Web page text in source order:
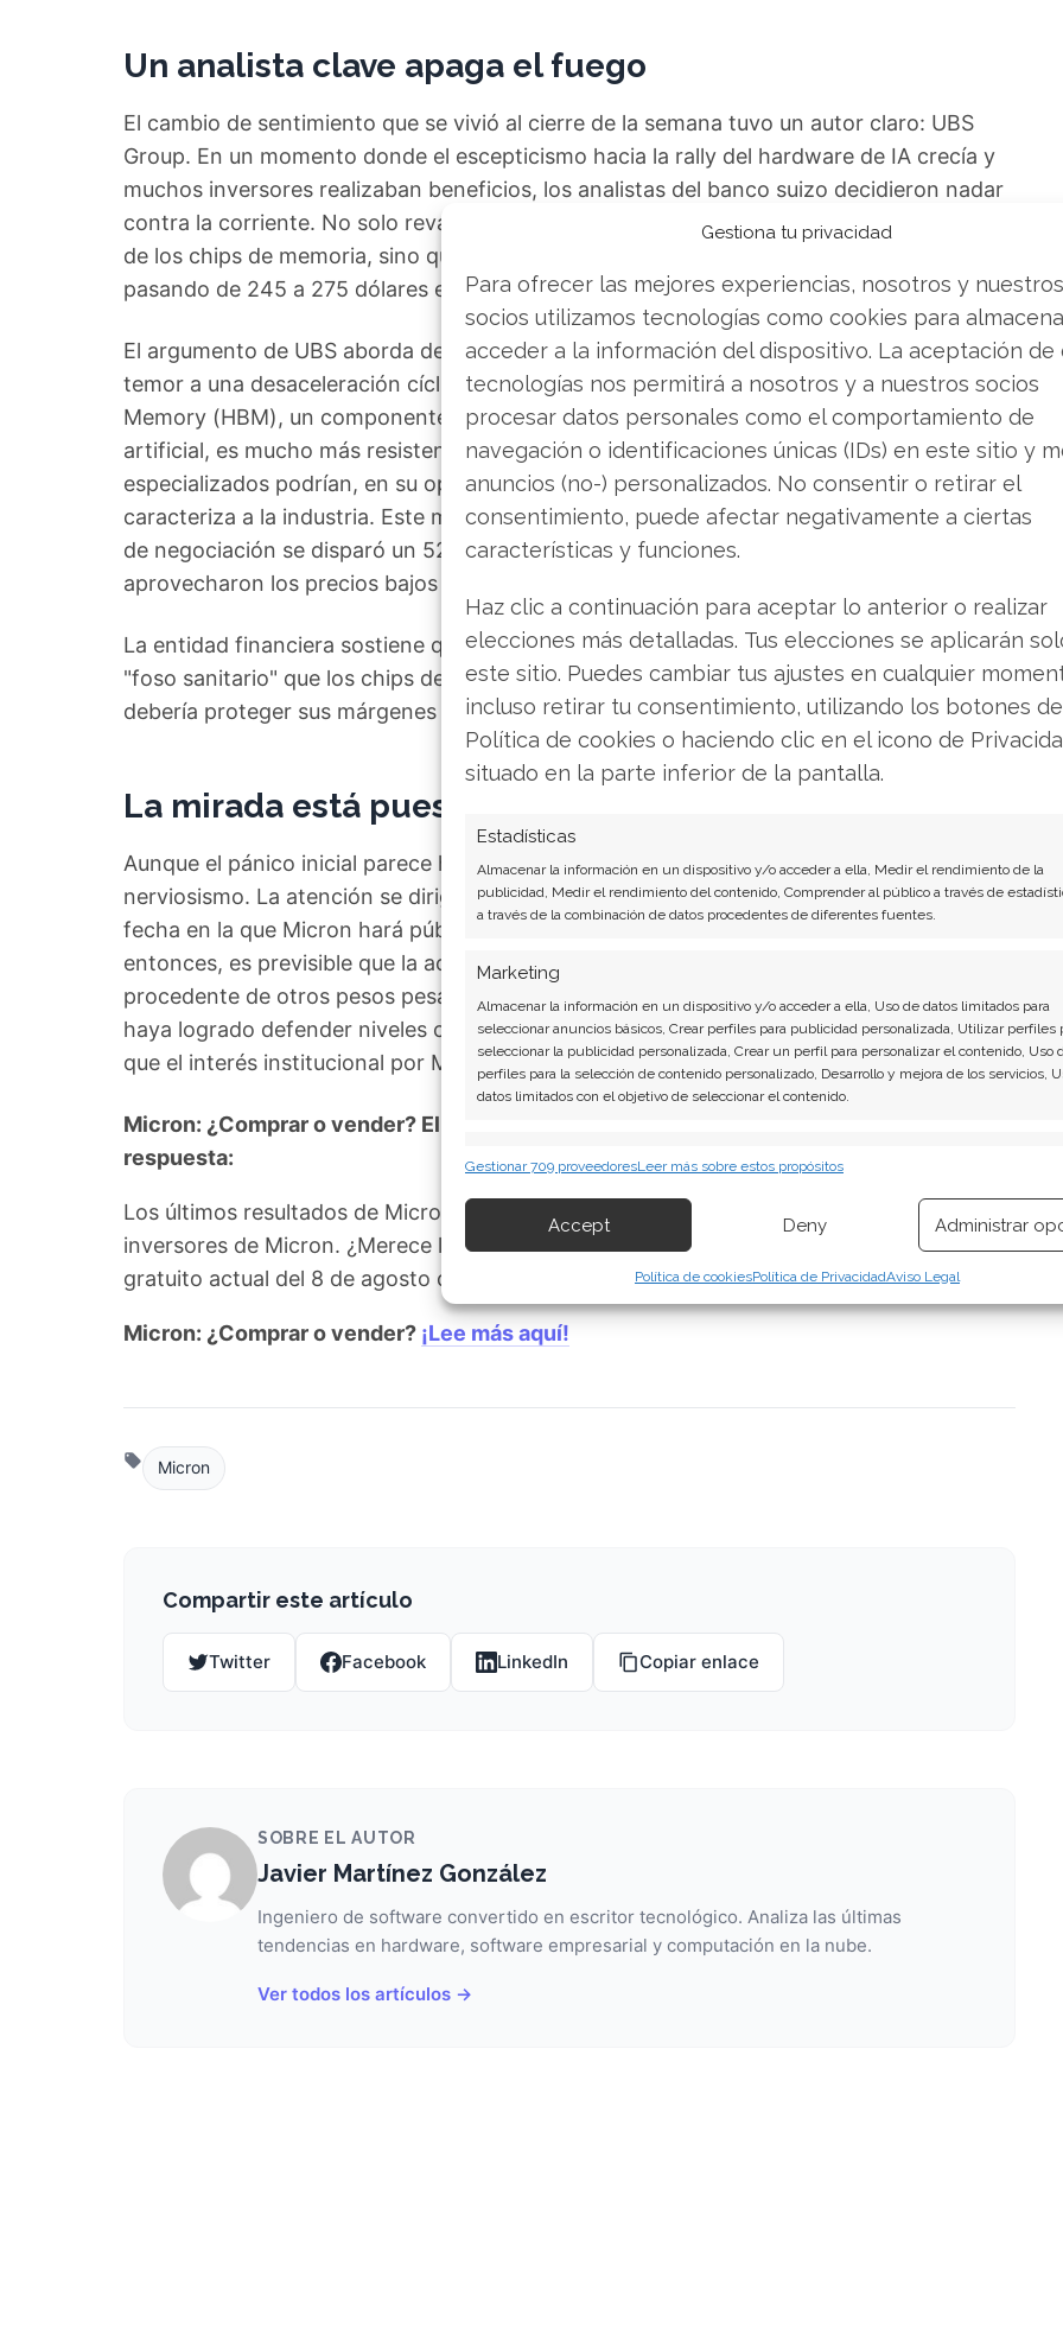
Gestiona tu privacidad
Para ofrecer las mejores experiencias, nosotros y nuestros
socios utilizamos tecnologías como cookies para
acceder a la información del dispositivo. La aceptación de
tecnologías nos permitirá a nosotros y a nuestros socios
procesar datos personales como el comportamiento de
navegación o identificaciones únicas (IDs) en este sitio y
anuncios (no-) personalizados. No consentir o retirar el
consentimiento, puede afectar negativamente a ciertas
características y funciones.
Haz clic a continuación para aceptar lo anterior o realizar
elecciones más detalladas. Tus elecciones se aplicarán
este sitio. Puedes cambiar tus ajustes en cualquier
incluso retirar tu consentimiento, utilizando los botones
Política de cookies o haciendo clic en el icono de
situado en la parte inferior de la pantalla.
Estadísticas
Almacenar la información en un dispositivo y/o acceder a ella, Medir el rendimiento de la
publicidad, Medir el rendimiento del contenido, Comprender al público a través de
a través de la combinación de datos procedentes de diferentes fuentes.
Marketing
Almacenar la información en un dispositivo y/o acceder a ella, Uso de datos limitados para
seleccionar anuncios básicos, Crear perfiles para publicidad personalizada, Utilizar perfiles
seleccionar la publicidad personalizada, Crear un perfil para personalizar el contenido, Uso
perfiles para la selección de contenido personalizado, Desarrollo y mejora de los servicios,
datos limitados con el objetivo de seleccionar el contenido.
información transmitida de forma automática.
Garantizar la seguridad, evitar y detectar fraudes, y eliminar
fallos, Ofrecer y presentar publicidad y contenido, Guardar y
comunicar las preferencias de privacidad.
Gestionar 709 proveedoresLeer más sobre estos propósitos
Accept Deny Administrar
Política de cookiesPolítica de PrivacidadAviso Legal
Un analista clave apaga el fuego
El cambio de sentimiento que se vivió al cierre de la semana tuvo un autor claro: UBS
Group. En un momento donde el escepticismo hacia la rally del hardware de IA crecía y
muchos inversores realizaban beneficios, los analistas del banco suizo decidieron nadar
contra la corriente. No solo revalidaron su recomendación de "Comprar" para el gigante
de los chips de memoria, sino que elevaron de forma contundente su precio objetivo,
pasando de 245 a 275 dólares estadounidenses.
El argumento de UBS aborda de frente la principal preocupación de los inversores: el
temor a una desaceleración cíclica. Según su análisis, la demanda de High Bandwidth
Memory (HBM), un componente crucial para los centros de datos de inteligencia
artificial, es mucho más resistente de lo que se pensaba. Estos chips de memoria
especializados podrían, en su opinión, romper el típico "ciclo de los cerdos" que
caracteriza a la industria. Este mensaje actuó como una llamada a la acción: el volumen
de negociación se disparó un 52% por encima del promedio, ya que los inversores
aprovecharon los precios bajos para reposicionarse.
La entidad financiera sostiene que los chips HBM poseen una ventaja tecnológica o
"foso sanitario" que los chips de memoria convencionales no tienen, lo que en teoría
debería proteger sus márgenes de beneficio.
La mirada está puesta en diciembre
Aunque el pánico inicial parece haberse disipado, el ambiente sigue cargado de
nerviosismo. La atención se dirige ahora por completo hacia el 17 de diciembre de 2025,
fecha en la que Micron hará públicos los resultados de su primer trimestre fiscal. Hasta
entonces, es previsible que la acción reaccione con sensibilidad a cualquier noticia
procedente de otros pesos pesados del sector, como Nvidia. El hecho de que el título
haya logrado defender niveles clave de soporte al cierre de la semana sugiere, al menos,
que el interés institucional por Micron permanece intacto, desafiando a los agoreros.
Micron: ¿Comprar o vender? El nuevo Análisis de Micron del 8 de agosto tiene la
respuesta:
Los últimos resultados de Micron son contundentes: Acción inmediata requerida para los
inversores de Micron. ¿Merece la pena invertir o es momento de vender? En el Análisis
gratuito actual del 8 de agosto descubrirá exactamente qué hacer.
Micron: ¿Comprar o vender? ¡Lee más aquí!
Micron
Compartir este artículo
Twitter Facebook LinkedIn Copiar enlace
SOBRE EL AUTOR
Javier Martínez González
Ingeniero de software convertido en escritor tecnológico. Analiza las últimas
tendencias en hardware, software empresarial y computación en la nube.
Ver todos los artículos →